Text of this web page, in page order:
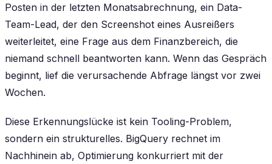
Posten in der letzten Monatsabrechnung, ein Data-
Team-Lead, der den Screenshot eines Ausreißers
weiterleitet, eine Frage aus dem Finanzbereich, die
niemand schnell beantworten kann. Wenn das Gespräch
beginnt, lief die verursachende Abfrage längst vor zwei
Wochen.
Diese Erkennungslücke ist kein Tooling-Problem,
sondern ein strukturelles. BigQuery rechnet im
Nachhinein ab, Optimierung konkurriert mit der